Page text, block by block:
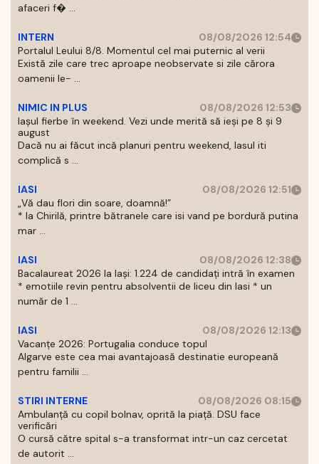
afaceri f� ...
INTERN
08/08/2026 12:54
Portalul Leului 8/8. Momentul cel mai puternic al verii
Există zile care trec aproape neobservate si zile cărora
oamenii le- ...
NIMIC IN PLUS
08/08/2026 12:53
Iașul fierbe în weekend. Vezi unde merită să ieși pe 8 și 9
august
Dacă nu ai făcut incă planuri pentru weekend, Iasul iti
complică s ...
IASI
08/08/2026 12:51
„Vă dau flori din soare, doamnă!”
* la Chirilă, printre bătranele care isi vand pe bordură putina
mar ...
IASI
08/08/2026 12:38
Bacalaureat 2026 la Iași: 1.224 de candidați intră în examen
* emotiile revin pentru absolventii de liceu din Iasi * un
număr de 1 ...
IASI
08/08/2026 12:13
Vacanțe 2026: Portugalia conduce topul
Algarve este cea mai avantajoasă destinatie europeană
pentru familii ...
STIRI INTERNE
08/08/2026 08:15
Ambulanță cu copil bolnav, oprită la piață. DSU face
verificări
O cursă către spital s-a transformat intr-un caz cercetat
de autorit ...